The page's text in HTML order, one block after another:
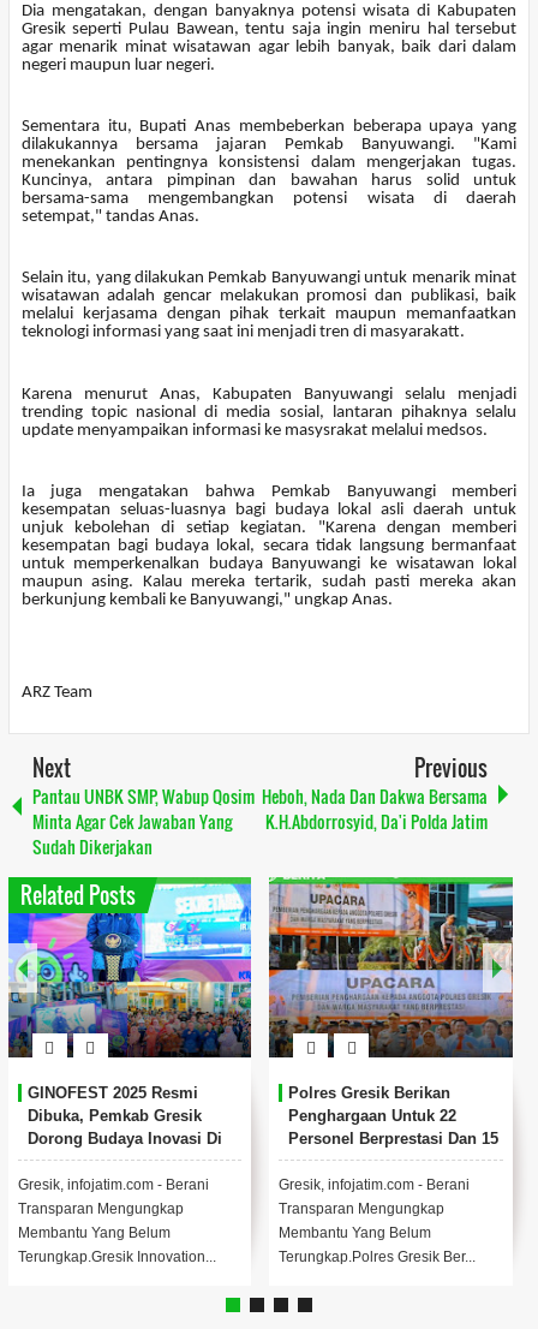
Dia mengatakan, dengan banyaknya potensi wisata di Kabupaten
Gresik seperti Pulau Bawean, tentu saja ingin meniru hal tersebut
agar menarik minat wisatawan agar lebih banyak, baik dari dalam
negeri maupun luar negeri.
Sementara itu, Bupati Anas membeberkan beberapa upaya yang
dilakukannya bersama jajaran Pemkab Banyuwangi. "Kami
menekankan pentingnya konsistensi dalam mengerjakan tugas.
Kuncinya, antara pimpinan dan bawahan harus solid untuk
bersama-sama mengembangkan potensi wisata di daerah
setempat," tandas Anas.
Selain itu, yang dilakukan Pemkab Banyuwangi untuk menarik minat
wisatawan adalah gencar melakukan promosi dan publikasi, baik
melalui kerjasama dengan pihak terkait maupun memanfaatkan
teknologi informasi yang saat ini menjadi tren di masyarakatt.
Karena menurut Anas, Kabupaten Banyuwangi selalu menjadi
trending topic nasional di media sosial, lantaran pihaknya selalu
update menyampaikan informasi ke masysrakat melalui medsos.
Ia juga mengatakan bahwa Pemkab Banyuwangi memberi
kesempatan seluas-luasnya bagi budaya lokal asli daerah untuk
unjuk kebolehan di setiap kegiatan. "Karena dengan memberi
kesempatan bagi budaya lokal, secara tidak langsung bermanfaat
untuk memperkenalkan budaya Banyuwangi ke wisatawan lokal
maupun asing. Kalau mereka tertarik, sudah pasti mereka akan
berkunjung kembali ke Banyuwangi," ungkap Anas.
ARZ Team
Next
Pantau UNBK SMP, Wabup Qosim
Minta Agar Cek Jawaban Yang
Sudah Dikerjakan
Previous
Heboh, Nada Dan Dakwa Bersama
K.H.Abdorrosyid, Da'i Polda Jatim
Related Posts
Resmi
Gresik
Di
- Berani
Polres Gresik Berikan
Penghargaan Untuk 22
Personel Berprestasi Dan 15
Tokoh Masyarakat
Gresik, infojatim.com - Berani
Transparan Mengungkap
Membantu Yang Belum
Terungkap.Polres Gresik Ber...
Jelang Nataru,
Siapkan Penitipan
Kendaraan Gratis
Warga
Menjelang libur Natal
Baru 2025. Polres
meluncurkan inovasi
publik berupa p...